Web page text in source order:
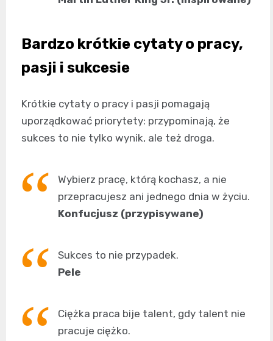
Bardzo krótkie cytaty o pracy,
pasji i sukcesie
Krótkie cytaty o pracy i pasji pomagają
uporządkować priorytety: przypominają, że
sukces to nie tylko wynik, ale też droga.
Wybierz pracę, którą kochasz, a nie
przepracujesz ani jednego dnia w życiu.
Konfucjusz (przypisywane)
Sukces to nie przypadek.
Pele
Ciężka praca bije talent, gdy talent nie
pracuje ciężko.